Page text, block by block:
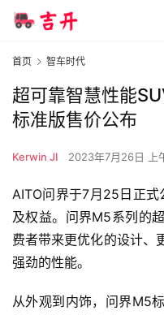
首页 智车时代
超可靠智慧性能
标准版售价公布
Kerwin JI 2023年7月26日 上
AITO问界于7月25日正
及权益。问界M5系列的
费者带来更优化的设计、
强劲的性能。
从外观到内饰，问界M5